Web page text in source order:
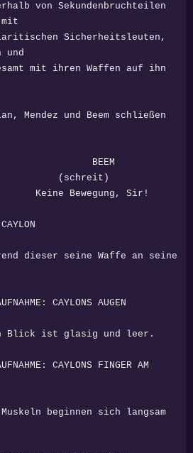
Sicherheitsleuten,
und
Waffen auf ihn
und Beem schließen
Sir!
seine Waffe an seine
CAYLONS AUGEN
glasig und leer.
CAYLONS FINGER AM
sich langsam